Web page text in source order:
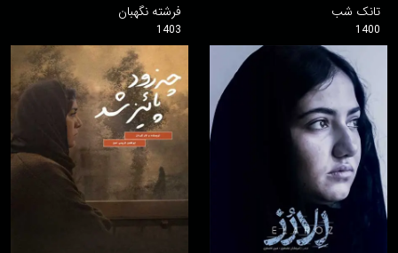
تانک شب
1400
فرشته نگهبان
1403